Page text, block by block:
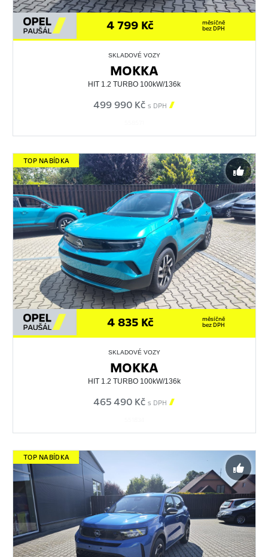
4 799 Kč měsíčně
bez DPH
SKLADOVÉ VOZY
MOKKA
HIT 1.2 TURBO 100kW/136k
499 990 Kč s DPH 
TOP NABÍDKA
4 835 Kč měsíčně
bez DPH
SKLADOVÉ VOZY
MOKKA
HIT 1.2 TURBO 100kW/136k
465 490 Kč s DPH 
TOP NABÍDKA